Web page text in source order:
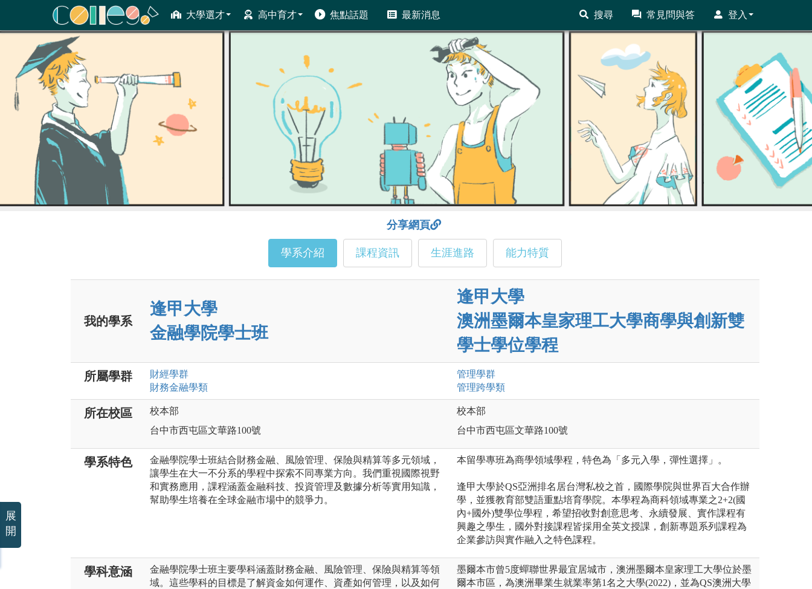
大學選才 高中育才 焦點話題 最新消息 搜尋 常見問與答 登入
ColleGo! 大學選才與高中育才輔助系統
分享網頁
學系介紹 課程資訊 生涯進路 能力特質
我的學系
逢甲大學
金融學院學士班
逢甲大學
澳洲墨爾本皇家理工大學商學與創新雙
學士學位學程
所屬學群 財經學群
財務金融學類
管理學群
管理跨學類
所在校區
校本部
台中市西屯區文華路100號
校本部
台中市西屯區文華路100號
學系特色
金融學院學士班結合財務金融、風險管理、保險與精算等多元領域，
讓學生在大一不分系的學程中探索不同專業方向。我們重視國際視野
和實務應用，課程涵蓋金融科技、投資管理及數據分析等實用知識，
幫助學生培養在全球金融市場中的競爭力。
本留學專班為商學領域學程，特色為「多元入學，彈性選擇」。
逢甲大學於QS亞洲排名居台灣私校之首，國際學院與世界百大合作辦
學，並獲教育部雙語重點培育學院。本學程為商科領域專業之2+2(國
內+國外)雙學位學程，希望招收對創意思考、永續發展、實作課程有
興趣之學生，國外對接課程皆採用全英文授課，創新專題系列課程為
企業參訪與實作融入之特色課程。
學科意涵
金融學院學士班主要學科涵蓋財務金融、風險管理、保險與精算等領
域。這些學科的目標是了解資金如何運作、資產如何管理，以及如何
墨爾本市曾5度蟬聯世界最宜居城市，澳洲墨爾本皇家理工大學位於墨
爾本市區，為澳洲畢業生就業率第1名之大學(2022)，並為QS澳洲大學
展
開